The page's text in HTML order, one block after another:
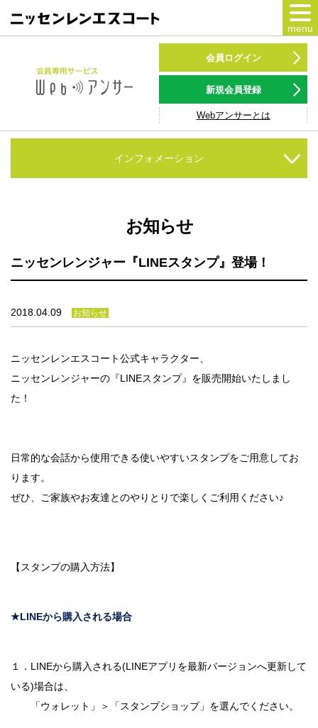
menu
カードをつかう
NSポイント
キャンペーン
サービス
会員ログイン
新規会員登録
Webアンサーとは
インフォメーション
お知らせ
ニッセンレンジャー『LINEスタンプ』登場！
2018.04.09 お知らせ
ニッセンレンエスコート公式キャラクター、
ニッセンレンジャーの『LINEスタンプ』を販売開始いたしまし
た！
日常的な会話から使用できる使いやすいスタンプをご用意してお
ります。
ぜひ、ご家族やお友達とのやりとりで楽しくご利用ください♪
【スタンプの購入方法】
★LINEから購入される場合
１．LINEから購入される(LINEアプリを最新バージョンへ更新して
いる)場合は、
「ウォレット」＞「スタンプショップ」を選んでください。